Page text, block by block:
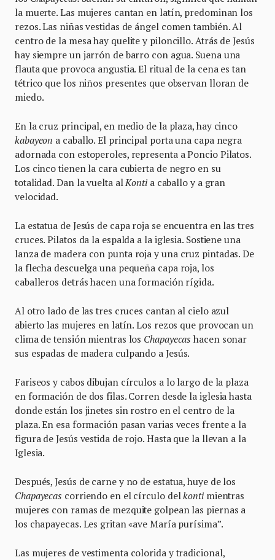
la muerte. Las mujeres cantan en latín, predominan los
rezos. Las niñas vestidas de ángel comen también. Al
centro de la mesa hay quelite y piloncillo. Atrás de Jesús
hay siempre un jarrón de barro con agua. Suena una
flauta que provoca angustia. El ritual de la cena es tan
tétrico que los niños presentes que observan lloran de
miedo.
En la cruz principal, en medio de la plaza, hay cinco
kabayeon a caballo. El principal porta una capa negra
adornada con estoperoles, representa a Poncio Pilatos.
Los cinco tienen la cara cubierta de negro en su
totalidad. Dan la vuelta alKontia caballo y a gran
velocidad.
La estatua de Jesús de capa roja se encuentra en las tres
cruces. Pilatos da la espalda a la iglesia. Sostiene una
lanza de madera con punta roja y una cruz pintadas. De
la flecha descuelga una pequeña capa roja, los
caballeros detrás hacen una formación rígida.
Al otro lado de las tres cruces cantan al cielo azul
abierto las mujeres en latín. Los rezos que provocan un
clima de tensión mientras los Chapayecas hacen sonar
sus espadas de madera culpando a Jesús.
Fariseos y cabos dibujan círculos a lo largo de la plaza
en formación de dos filas. Corren desde la iglesia hasta
donde están los jinetes sin rostro en el centro de la
plaza. En esa formación pasan varias veces frente a la
figura de Jesús vestida de rojo. Hasta que la llevan a la
Iglesia.
Después, Jesús de carne y no de estatua, huye de los
Chapayecas corriendo en el círculo delkontimientras
mujeres con ramas de mezquite golpean las piernas a
los chapayecas. Les gritan «ave María purísima”.
Las mujeres de vestimenta colorida y tradicional,